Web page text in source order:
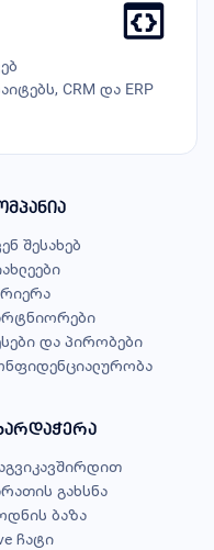
CRM და ERP
შესახებ
და პირობები
გახსნა
ბაზა
ჩატი